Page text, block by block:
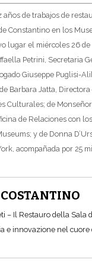
años de trabajos de
Constantino en los
lugar el miércoles 26 de
Petrini, Secretaria
Giuseppe Puglisi-
Barbara Jatta,
Culturales; de
de Relaciones con
y de Donna
acompañada por 25
– Il Restauro della Sala
e innovazione nel cuore